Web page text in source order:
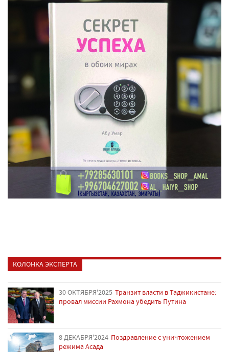
КОЛОНКА ЭКСПЕРТА
30 ОКТЯБРЯ'2025 Транзит власти в Таджикистане:
провал миссии Рахмона убедить Путина
8 ДЕКАБРЯ'2024 Поздравление с уничтожением
режима Асада